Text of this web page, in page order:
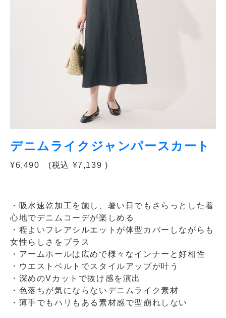
デニムライクジャンパースカート
¥6,490 (税込 ¥7,139 )
・吸水速乾加工を施し、暑い日でもさらっとした着
心地でデニムコーデが楽しめる
・程よいフレアシルエットが体型カバーしながらも
女性らしさをプラス
・アームホールは広めで様々なインナーと好相性
・ウエストベルトでスタイルアップが叶う
・深めのVカットで抜け感を演出
・色落ちが気にならないデニムライク素材
・薄手でもハリもある素材感で型崩れしない